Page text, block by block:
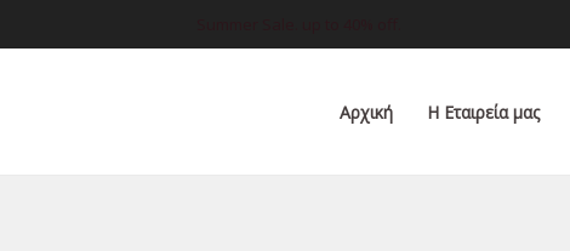
Αρχική Η Εταιρεία μας